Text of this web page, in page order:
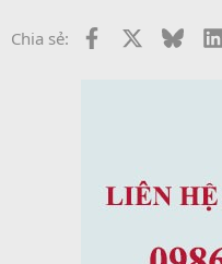
Chia sẻ: Facebook